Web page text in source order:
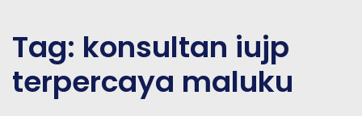
Tag: konsultan iujp
terpercaya maluku